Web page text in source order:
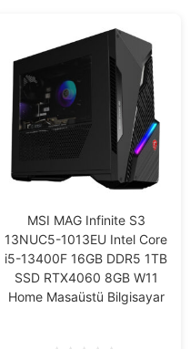
MSI MAG Infinite S3
13NUC5-1013EU Intel Core
i5-13400F 16GB DDR5 1TB
SSD RTX4060 8GB W11
Home Masaüstü Bilgisayar